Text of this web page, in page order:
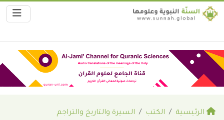
الرئيسية الكتب
السيرة والتاريخ والتراجم